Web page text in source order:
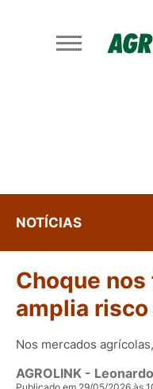
NOTÍCIAS
Choque
amplia
Nos mercados
AGROLINK -